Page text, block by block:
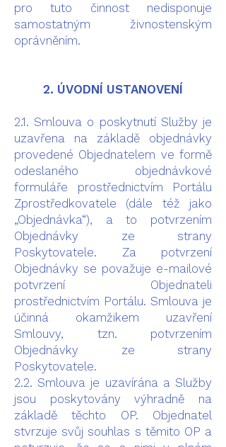
pro tuto činnost nedisponuje
samostatným živnostenským
oprávněním.
2. ÚVODNÍ USTANOVENÍ
2.1. Smlouva o poskytnutí Služby je
uzavřena na základě objednávky
provedené Objednatelem ve formě
odeslaného objednávkové
formuláře prostřednictvím Portálu
Zprostředkovatele (dále též jako
„Objednávka“), a to potvrzením
Objednávky ze strany
Poskytovatele. Za potvrzení
Objednávky se považuje e-mailové
potvrzení Objednateli
prostřednictvím Portálu. Smlouva je
účinná okamžikem uzavření
Smlouvy, tzn. potvrzením
Objednávky ze strany
Poskytovatele.
2.2. Smlouva je uzavírána a Služby
jsou poskytovány výhradně na
základě těchto OP. Objednatel
stvrzuje svůj souhlas s těmito OP a